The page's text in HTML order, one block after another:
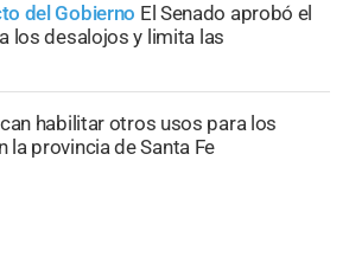
del Gobierno El Senado aprobó el
los desalojos y limita las
habilitar otros usos para los
provincia de Santa Fe